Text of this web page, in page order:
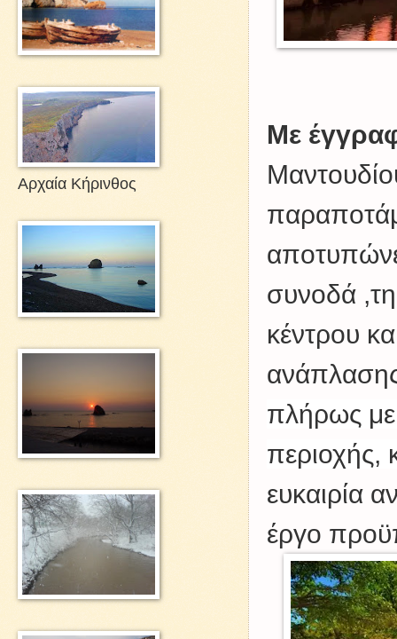
Με
συνοδά
κέντρου
πλήρως με
περιοχής,
ευκαιρία
έργο
Αρχαία Κήρινθος